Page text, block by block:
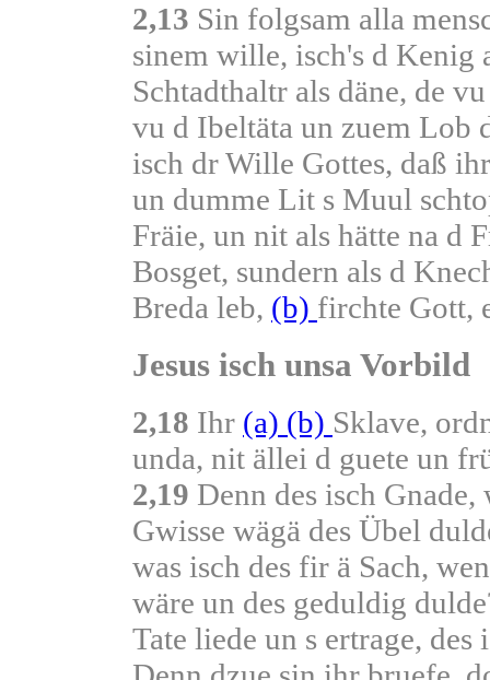
2,13 Sin folgsam alla
sinem wille, isch's d Kenig
Schtadthaltr als däne, de
vu d Ibeltäta un zuem Lob
isch dr Wille Gottes, daß
un dumme Lit s Muul
Fräie, un nit als hätte na d
Bosget, sundern als d
Breda leb, (b) firchte Gott,
Jesus isch unsa Vorbild
2,18 Ihr (a) (b) Sklave,
unda, nit ällei d guete un
2,19 Denn des isch
Gwisse wägä des Übel
was isch des fir ä Sach,
wäre un des geduldig
Tate liede un s ertrage,